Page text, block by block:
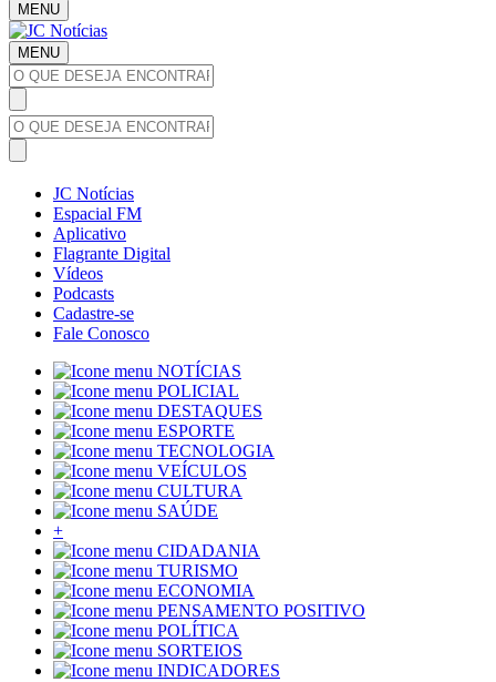
MENU
MENU
JC Notícias
Espacial FM
Aplicativo
Flagrante Digital
Vídeos
Podcasts
Cadastre-se
Fale Conosco
NOTÍCIAS
POLICIAL
DESTAQUES
ESPORTE
TECNOLOGIA
VEÍCULOS
CULTURA
SAÚDE
+
CIDADANIA
TURISMO
ECONOMIA
PENSAMENTO POSITIVO
POLÍTICA
SORTEIOS
INDICADORES